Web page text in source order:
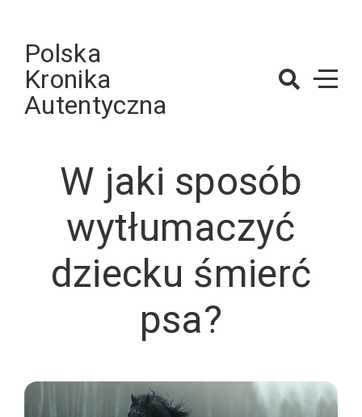
contentPolska
Kronika
Autentyczna
W jaki sposób
wytłumaczyć
dziecku śmierć
psa?